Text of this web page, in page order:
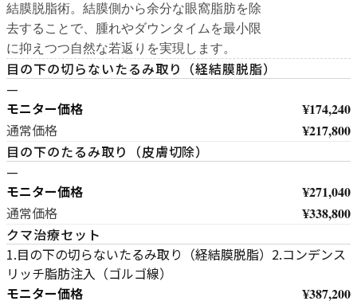
結膜脱脂術。結膜側から余分な眼窩脂肪を除
去することで、腫れやダウンタイムを最小限
に抑えつつ自然な若返りを実現します。
目の下の切らないたるみ取り（経結膜脱脂）
—
モニター価格 ¥174,240
通常価格 ¥217,800
目の下のたるみ取り（皮膚切除）
—
モニター価格 ¥271,040
通常価格 ¥338,800
クマ治療セット
1.目の下の切らないたるみ取り（経結膜脱脂）2.コンデンス
リッチ脂肪注入（ゴルゴ線）
モニター価格 ¥387,200